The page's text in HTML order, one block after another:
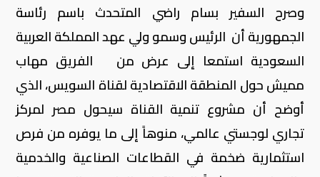
وصرح السفير بسام راضي المتحدث باسم رئاسة
الجمهورية أن الرئيس وسمو ولي عهد المملكة العربية
السعودية استمعا إلى عرض من الفريق مهاب
مميش حول المنطقة الاقتصادية لقناة السويس، الذي
أوضح أن مشروع تنمية القناة سيحول مصر لمركز
تجاري لوجستي عالمي، منوهاً إلى ما يوفره من فرص
استثمارية ضخمة في القطاعات الصناعية والخدمية